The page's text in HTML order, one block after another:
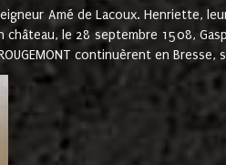
Amé de Lacoux. Henriette,
le 28 septembre 1508,
continuèrent en Bresse,